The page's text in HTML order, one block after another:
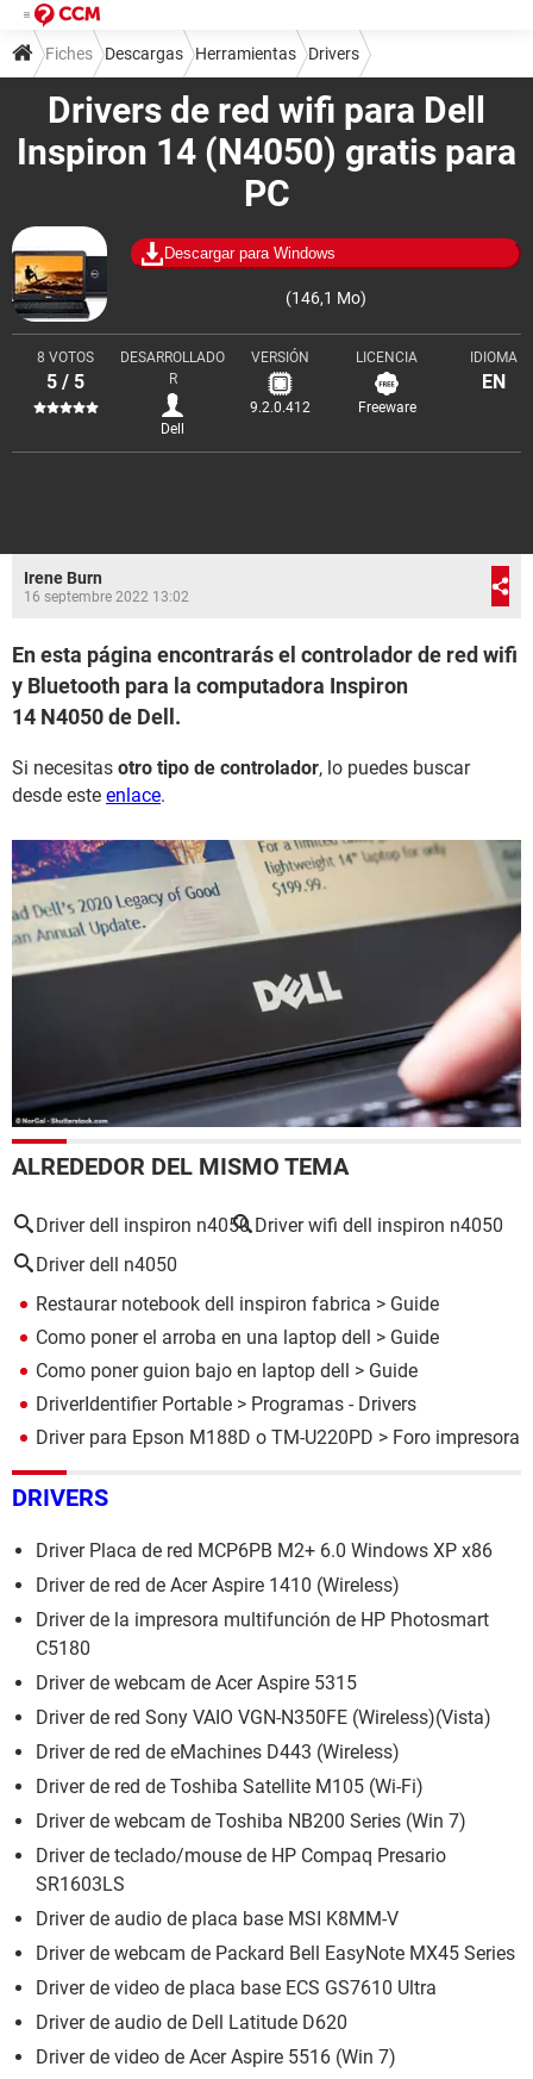
Drivers de red wifi para Dell
Inspiron 14 (N4050) gratis para
PC
Descargar para Windows
(146,1 Mo)
8 VOTOS
5 / 5
DESARROLLADO
R
Dell
VERSIÓN
9.2.0.412
LICENCIA
Freeware
IDIOMA
EN
Fiches Descargas Herramientas Drivers
Irene Burn
16 septembre 2022 13:02
En esta página encontrarás el controlador de red wifi
y Bluetooth para la computadora Inspiron
14 N4050 de Dell.
Si necesitas otro tipo de controlador, lo puedes buscar
desde este enlace.
ALREDEDOR DEL MISMO TEMA
Driver dell inspiron n4050 Driver wifi dell inspiron n4050
Driver dell n4050
Restaurar notebook dell inspiron fabrica > Guide
Como poner el arroba en una laptop dell > Guide
Como poner guion bajo en laptop dell > Guide
DriverIdentifier Portable > Programas - Drivers
Driver para Epson M188D o TM-U220PD > Foro impresora
DRIVERS
Driver Placa de red MCP6PB M2+ 6.0 Windows XP x86
Driver de red de Acer Aspire 1410 (Wireless)
Driver de la impresora multifunción de HP Photosmart
C5180
Driver de webcam de Acer Aspire 5315
Driver de red Sony VAIO VGN-N350FE (Wireless)(Vista)
Driver de red de eMachines D443 (Wireless)
Driver de red de Toshiba Satellite M105 (Wi-Fi)
Driver de webcam de Toshiba NB200 Series (Win 7)
Driver de teclado/mouse de HP Compaq Presario
SR1603LS
Driver de audio de placa base MSI K8MM-V
Driver de webcam de Packard Bell EasyNote MX45 Series
Driver de video de placa base ECS GS7610 Ultra
Driver de audio de Dell Latitude D620
Driver de video de Acer Aspire 5516 (Win 7)